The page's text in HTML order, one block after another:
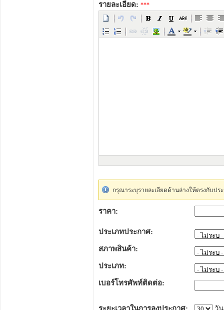
รายละเอียด: ***
กรุณาระบุรายละเอียดด้านล่างให้ตรงกับป
ราคา:
ประเภทประกาศ:
สภาพสินค้า:
ประเภท:
เบอร์โทรศัพท์ติดต่อ: